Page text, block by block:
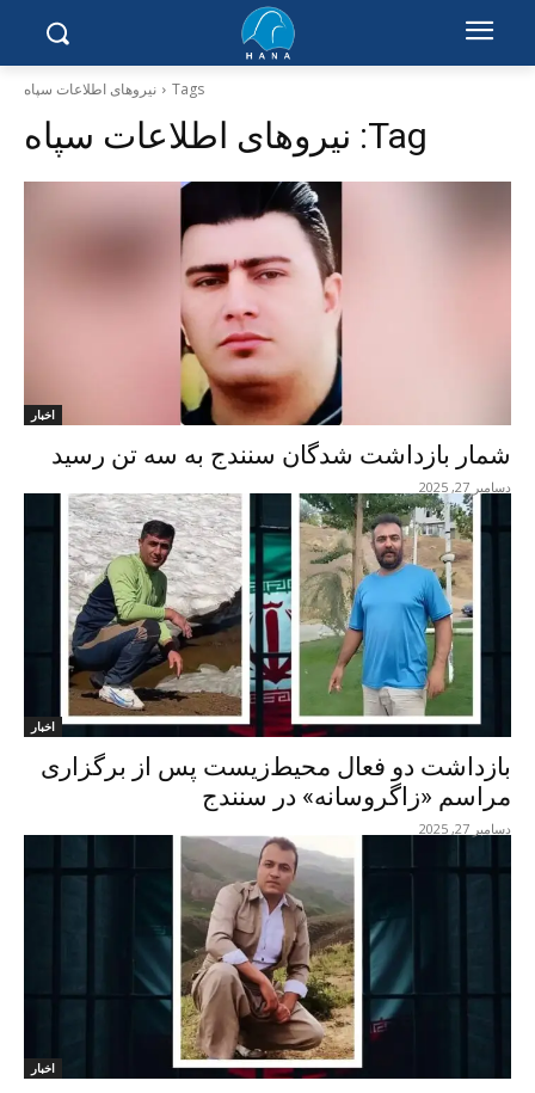
Tags نیروهای اطلاعات سپاە
Tag: نیروهای اطلاعات سپاە
اخبار
شمار بازداشت شدگان سنندج بە سە تن رسید
دسامبر 27, 2025
اخبار
بازداشت دو فعال محیط‌زیست پس از برگزاری
مراسم «زاگروسانه» در سنندج
دسامبر 27, 2025
اخبار